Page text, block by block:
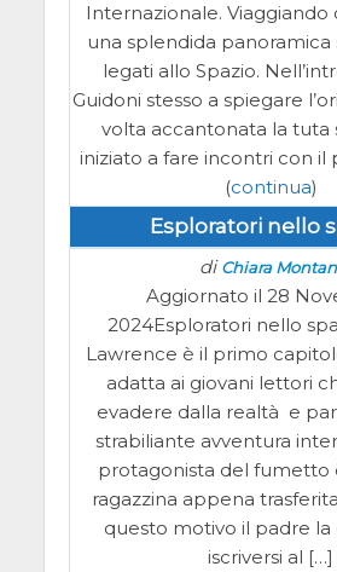
Internazionale. Viaggiando
una splendida
legati allo Spazio.
Guidoni stesso a spiegare
volta accantonata la tuta
iniziato a fare incontri con il
(continua)
Esploratori nello
diChiara
Aggiornato il 28
2024Esploratori nello
Lawrence è il primo
adatta ai giovani lettori
evadere dalla realtà e
strabiliante avventura
protagonista del fumetto
ragazzina appena
questo motivo il padre la
iscriversi al […]